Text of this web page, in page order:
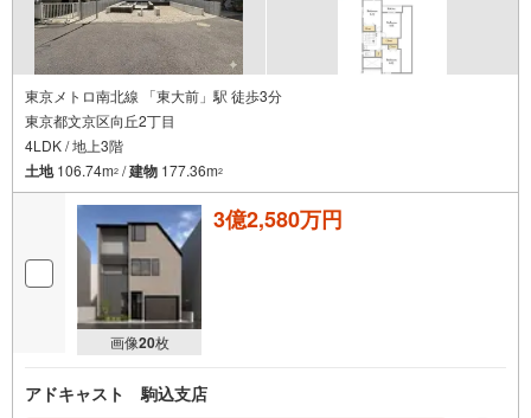
東京メトロ南北線 「東大前」駅 徒歩3分
東京都文京区向丘2丁目
4LDK / 地上3階
土地106.74m2 /建物 177.36m2
画像20枚
3億2,580万円
アドキャスト 駒込支店